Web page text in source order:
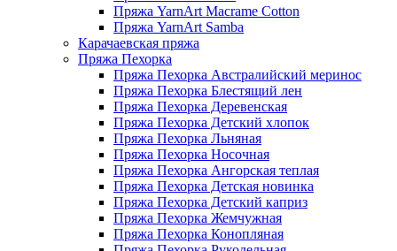
Пряжа YarnArt Macrame Cotton
Пряжа YarnArt Samba
Карачаевская пряжа
Пряжа Пехорка
Пряжа Пехорка Австралийский меринос
Пряжа Пехорка Блестящий лен
Пряжа Пехорка Деревенская
Пряжа Пехорка Детский хлопок
Пряжа Пехорка Льняная
Пряжа Пехорка Носочная
Пряжа Пехорка Ангорская теплая
Пряжа Пехорка Детская новинка
Пряжа Пехорка Детский каприз
Пряжа Пехорка Жемчужная
Пряжа Пехорка Конопляная